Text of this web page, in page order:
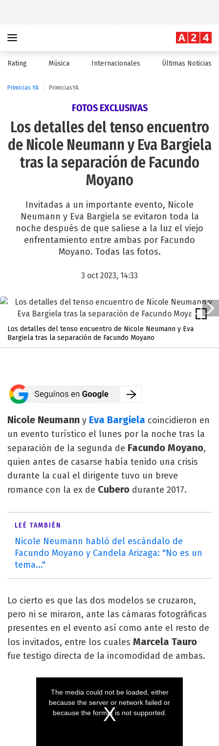
Rating Música Internacionales Últimas Noticias
Primicias YA PrimiciasYA
FOTOS EXCLUSIVAS
Los detalles del tenso encuentro
de Nicole Neumann y Eva Bargiela
tras la separación de Facundo
Moyano
Invitadas a un importante evento, Nicole
Neumann y Eva Bargiela se evitaron toda la
noche después de que saliese a la luz el viejo
enfrentamiento entre ambas por Facundo
Moyano. Todas las fotos.
3 oct 2023, 14:33
Los detalles del tenso encuentro de Nicole Neumann y Eva
Bargiela tras la separación de Facundo Moyano
Nicole Neumann y Eva Bargiela coincidieron en
un evento turístico el lunes por la noche tras la
separación de la segunda de Facundo Moyano,
quien antes de casarse había tenido una crisis
durante la cual el dirigente tuvo un breve
romance con la ex de Cubero durante 2017.
LEÉ TAMBIÉN
Nicole Neumann habló del escándalo de
Facundo Moyano y Candela Arizaga: "No es un
tema..."
Lo cierto es que las dos modelos se cruzaron,
pero ni se miraron, ante las cámaras fotográficas
presentes en el evento así como ante el resto de
los invitados, entre los cuales Marcela Tauro
fue testigo directa de la incomodidad de ambas.